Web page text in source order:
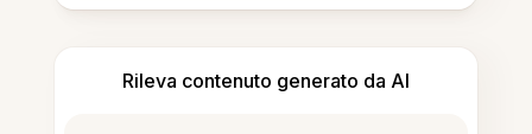
Rileva contenuto generato da AI